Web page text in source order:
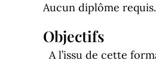
Aucun diplôme
Objectifs
A l’issu de cette